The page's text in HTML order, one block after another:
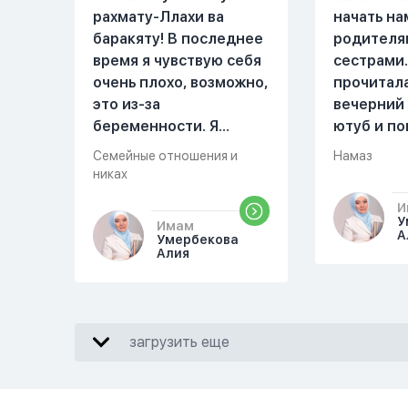
рахмату-Ллахи ва
баракяту! В последнее
время я чувствую себя
очень плохо, возможно,
это из-за
беременности. Я
разбудила мужа и
рассказала ему, что со
происходит,он потом
обратно ложился спать
это было около
плохо. Он ответил: «Я
Семейные отношения и
никах
Имам
Умербекова
Алия
начать
ютуб и
увидала
она
намаз
сначала
Намаз
загрузить еще